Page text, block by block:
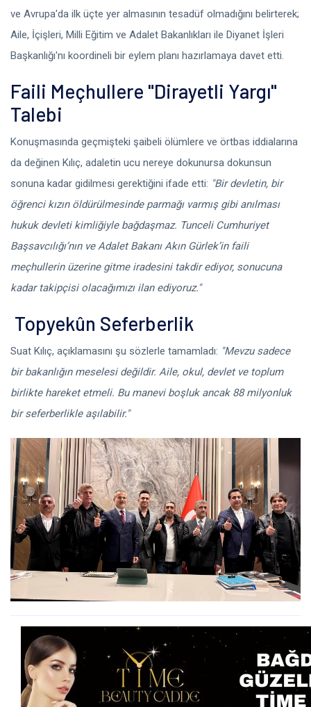
ve Avrupa'da ilk üçte yer almasının tesadüf olmadığını belirterek;
Aile, İçişleri, Milli Eğitim ve Adalet Bakanlıkları ile Diyanet İşleri
Başkanlığı'nı koordineli bir eylem planı hazırlamaya davet etti.
Faili Meçhullere "Dirayetli Yargı"
Talebi
Konuşmasında geçmişteki şaibeli ölümlere ve örtbas iddialarına
da değinen Kılıç, adaletin ucu nereye dokunursa dokunsun
sonuna kadar gidilmesi gerektiğini ifade etti: "Bir devletin, bir
öğrenci kızın öldürülmesinde parmağı varmış gibi anılması
hukuk devleti kimliğiyle bağdaşmaz. Tunceli Cumhuriyet
Başsavcılığı’nın ve Adalet Bakanı Akın Gürlek’in faili
meçhullerin üzerine gitme iradesini takdir ediyor, sonucuna
kadar takipçisi olacağımızı ilan ediyoruz."
Topyekûn Seferberlik
Suat Kılıç, açıklamasını şu sözlerle tamamladı: "Mevzu sadece
bir bakanlığın meselesi değildir. Aile, okul, devlet ve toplum
birlikte hareket etmeli. Bu manevi boşluk ancak 88 milyonluk
bir seferberlikle aşılabilir."